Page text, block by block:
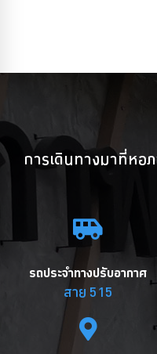
การเดินทางมาที่ห
รถประจำทางปรับอากาศ
สาย 515